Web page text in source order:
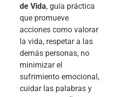
de Vida, guía práctica
que promueve
acciones como valorar
la vida, respetar a las
demás personas, no
minimizar el
sufrimiento emocional,
cuidar las palabras y